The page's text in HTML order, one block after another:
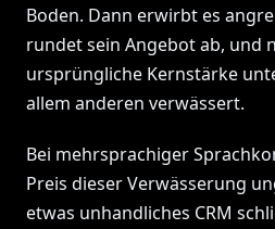
Boden. Dann erwirbt es
rundet sein Angebot ab, und
ursprüngliche Kernstärke
allem anderen verwässert.
Bei mehrsprachiger
Preis dieser Verwässerung
etwas unhandliches CRM